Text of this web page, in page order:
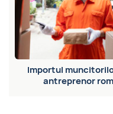
Importul
antreprenor